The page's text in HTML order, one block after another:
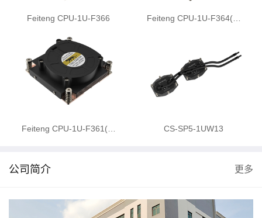
Feiteng CPU-1U-F366 Feiteng CPU-1U-F364(…
Feiteng CPU-1U-F361(… CS-SP5-1UW13
公司简介 更多